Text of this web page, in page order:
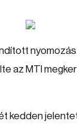
az MTI
kedden